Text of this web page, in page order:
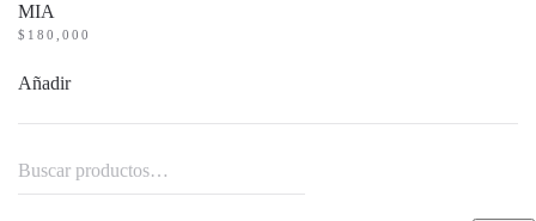
MIA
$ 180,000
Añadir
Buscar
por: